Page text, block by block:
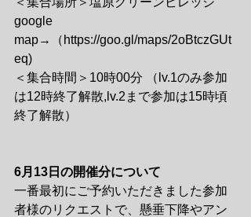
google
map→（https://goo.gl/maps/2oBtczGUt
eq)
＜集合時間＞10時00分 （lv.1のみ参加
は12時終了解散,lv.2まで参加は15時頃
終了解散）
6月13日の開催分について
一番最初にご予約いただきました参加
者様のリクエストで、懸垂下降やアン